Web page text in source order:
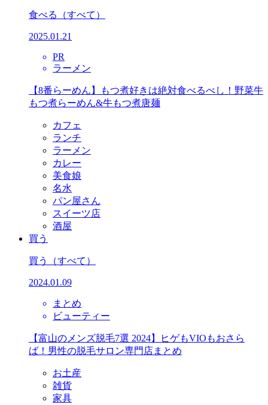
食べる （すべて）
2025.01.21
PR
ラーメン
【8番らーめん】もつ煮好きは絶対食べるべし！野菜牛
もつ煮らーめん&牛もつ煮唐麺
カフェ
ランチ
ラーメン
カレー
美食娘
名水
パン屋さん
スイーツ店
酒屋
買う
買う （すべて）
2024.01.09
まとめ
ビューティー
【富山のメンズ脱毛7選 2024】ヒゲもVIOもおさら
ば！男性の脱毛サロン専門店まとめ
お土産
雑貨
家具